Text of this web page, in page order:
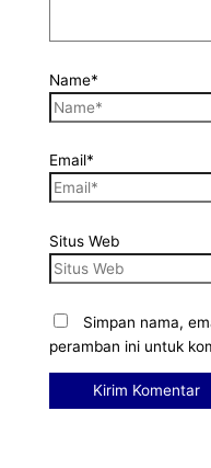
Name*
Email*
Situs Web
Simpan nama,
peramban ini untuk